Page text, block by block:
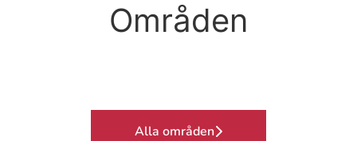
Områden
Alla områden